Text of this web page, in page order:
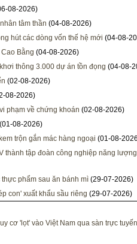
08-2026)
tâm thần (04-08-2026)
hút các dòng vốn thế hệ mới (04-08-
Bằng (04-08-2026)
thông 3.000 dự án tồn đọng (04-08-
(02-08-2026)
08-2026)
phạm về chứng khoán (02-08-2026)
(01-08-2026)
trộn gắn mác hàng ngoại (01-08-
thành tập đoàn công nghiệp năng
phẩm sau ăn bánh mì (29-07-2026)
con' xuất khẩu sầu riêng (29-07-2026)
cơ 'lọt' vào Việt Nam qua sàn trực tuyến